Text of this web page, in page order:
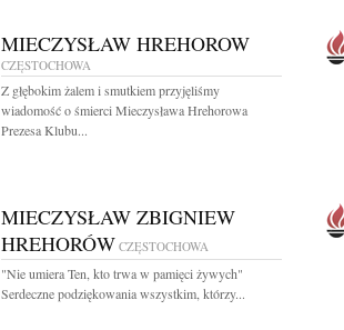
MIECZYSŁAW HREHOROW
CZĘSTOCHOWA
Z głębokim żalem i smutkiem przyjęliśmy
wiadomość o śmierci Mieczysława Hrehorowa
Prezesa Klubu...
MIECZYSŁAW ZBIGNIEW
HREHORÓW CZĘSTOCHOWA
"Nie umiera Ten, kto trwa w pamięci żywych"
Serdeczne podziękowania wszystkim, którzy...